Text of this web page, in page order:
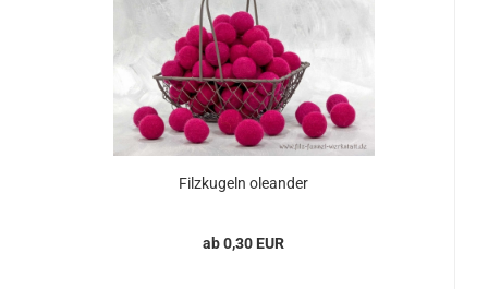
Filzkugeln oleander
ab 0,30 EUR